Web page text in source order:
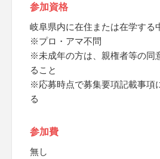
参加資格
岐阜県内に在住または在学する
※プロ・アマ不問
※未成年の方は、親権者等の同
ること
※応募時点で募集要項記載事項
る
参加費
無し